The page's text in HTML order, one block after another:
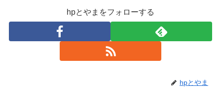
hpとやまをフォローする
hpとやま